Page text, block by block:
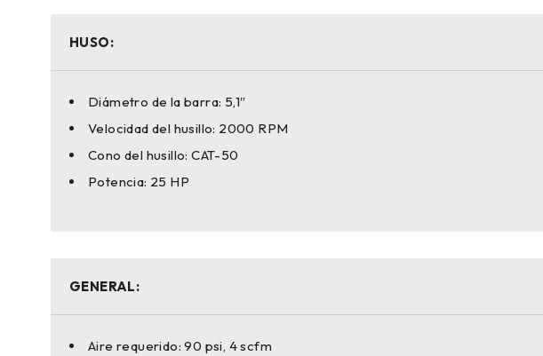
HUSO:
Diámetro de la barra: 5,1″
Velocidad del husillo: 2000 RPM
Cono del husillo: CAT-50
Potencia: 25 HP
GENERAL:
Aire requerido: 90 psi, 4 scfm